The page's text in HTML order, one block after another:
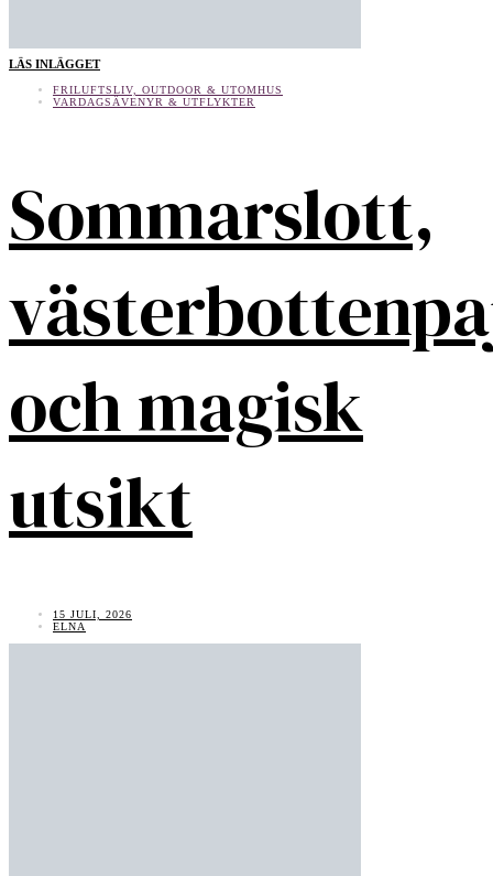
LÄS INLÄGGET
FRILUFTSLIV, OUTDOOR & UTOMHUS
VARDAGSÄVENYR & UTFLYKTER
Sommarslott,
och magisk
utsikt
15 JULI, 2026
ELNA